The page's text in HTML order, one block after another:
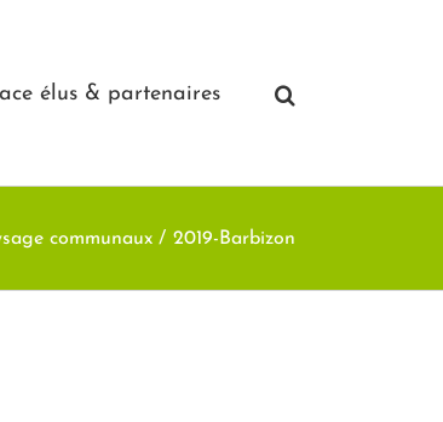
élus & partenaires
communaux 2019-Barbizon